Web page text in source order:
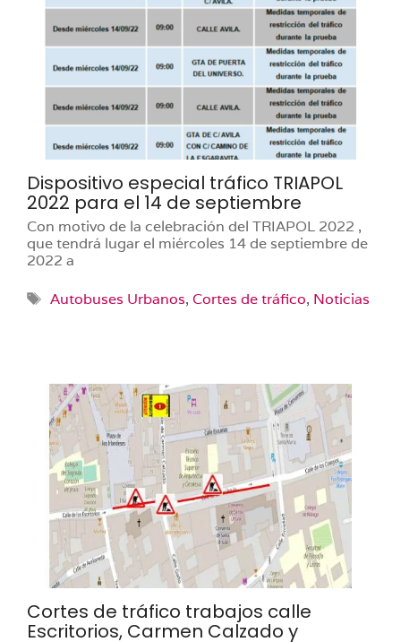
Dispositivo especial tráfico TRIAPOL
2022 para el 14 de septiembre
Con motivo de la celebración del TRIAPOL 2022 ,
que tendrá lugar el miércoles 14 de septiembre de
2022 a
Etiquetas
Autobuses Urbanos, Cortes de tráfico, Noticias
Cortes de tráfico trabajos calle
Escritorios, Carmen Calzado y